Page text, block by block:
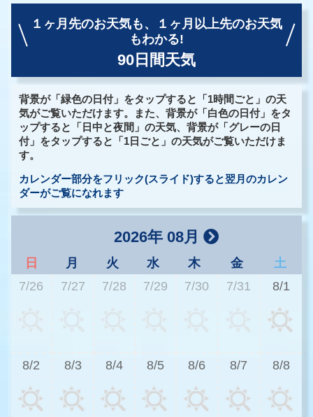
１ヶ月先のお天気も、
１ヶ月以上先のお天気
もわかる!
90日間天気
背景が「緑色の日付」をタップすると「1時間ごと」の天
気がご覧いただけます。また、背景が「白色の日付」をタ
ップすると「日中と夜間」の天気、背景が「グレーの日
付」をタップすると「1日ごと」の天気がご覧いただけま
す。
カレンダー部分をフリック(スライド)すると翌月のカレン
ダーがご覧になれます
2026年 08月
日 月 火 水 木 金
土
7/26
7/27 7/28 7/29 7/30 7/31 8/1
8/2 8/3 8/4 8/5 8/6 8/7 8/8